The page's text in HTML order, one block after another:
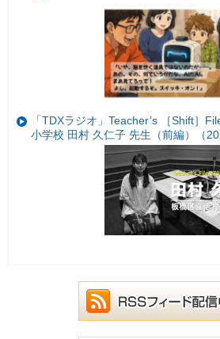
「TDXラジオ」Teacher’s ［Shift］
小学校 田村 久仁子 先生（前編）（